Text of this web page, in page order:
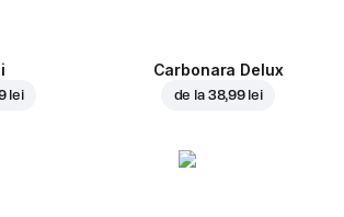
lei
Carbonara Delux
de la 38,99 lei